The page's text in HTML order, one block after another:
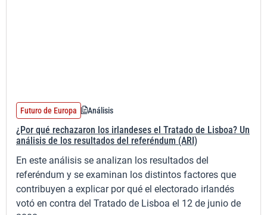
Futuro de Europa Análisis
¿Por qué rechazaron los irlandeses el Tratado de Lisboa? Un
análisis de los resultados del referéndum (ARI)
En este análisis se analizan los resultados del
referéndum y se examinan los distintos factores que
contribuyen a explicar por qué el electorado irlandés
votó en contra del Tratado de Lisboa el 12 de junio de